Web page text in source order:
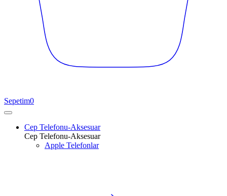
Sepetim0
Cep Telefonu-Aksesuar
Cep Telefonu-Aksesuar
Apple Telefonlar